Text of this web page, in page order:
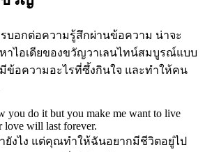
บอกต่อความรู้สึกผ่านข้อความ น่าจะ
าไอเดียของขวัญวาเลนไทน์สมบูรณ์แบบ
ข้อความอะไรที่ซึ้งกินใจ และทำให้คน
you do it but you make me want to live
love will last forever.
งไง แต่คุณทำให้ฉันอยากมีชีวิตอยู่ไป